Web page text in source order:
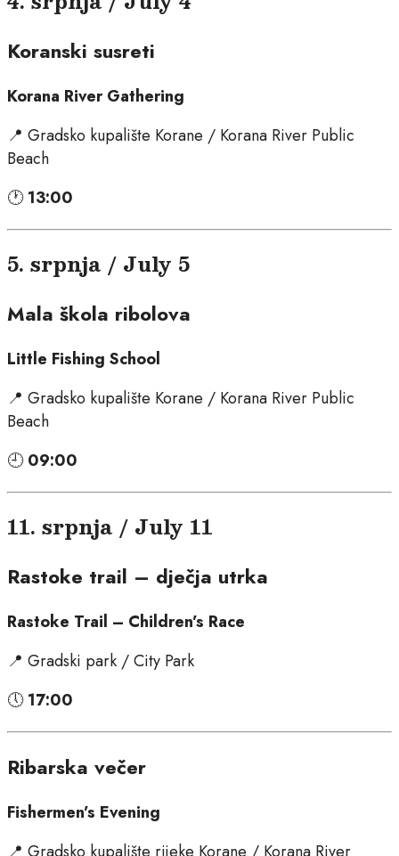
Koranski susreti
Korana River Gathering
📍 Gradsko kupalište Korane / Korana River Public
Beach
🕐13:00
5. srpnja / July 5
Mala škola ribolova
Little Fishing School
📍 Gradsko kupalište Korane / Korana River Public
Beach
🕘09:00
11. srpnja / July 11
Rastoke trail – dječja utrka
Rastoke Trail – Children’s Race
📍 Gradski park / City Park
🕔17:00
Ribarska večer
Fishermen’s Evening